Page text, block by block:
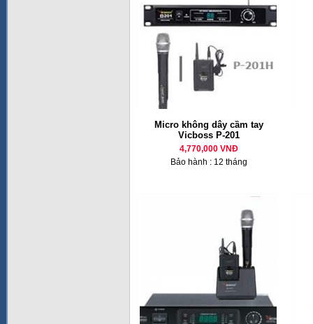
Micro không dây cầm tay
Vicboss P-201
4,770,000 VNĐ
Bảo hành : 12 tháng